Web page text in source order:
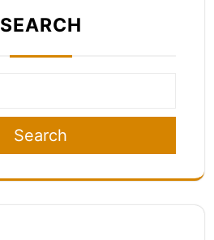
SEARCH
Search